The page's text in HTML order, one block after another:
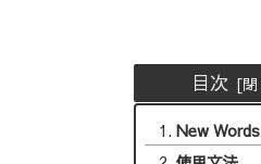
目次
New Words